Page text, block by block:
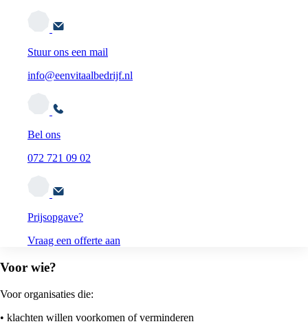
Stuur ons een mail
info@eenvitaalbedrijf.nl
Bel ons
072 721 09 02
Prijsopgave?
Vraag een offerte aan
Voor wie?
Voor organisaties die:
• klachten willen voorkomen of verminderen